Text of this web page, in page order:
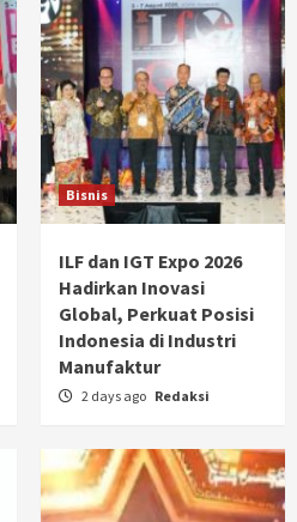
Bisnis
ILF dan IGT Expo 2026
Hadirkan Inovasi
Global, Perkuat Posisi
Indonesia di Industri
Manufaktur
2 days ago Redaksi